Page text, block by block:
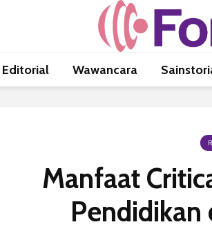
Editorial Wawancara
Manfaat
Pendidikan